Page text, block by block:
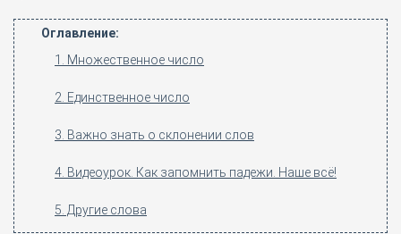
Оглавление:
1. Множественное число
2. Единственное число
3. Важно знать о склонении слов
4. Видеоурок. Как запомнить падежи. Наше всё!
5. Другие слова